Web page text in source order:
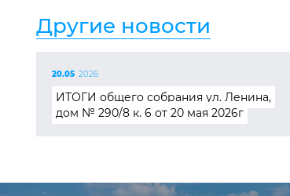
Другие новости
20.05 2026
ИТОГИ общего собрания ул. Ленина,
дом № 290/8 к. 6 от 20 мая 2026г